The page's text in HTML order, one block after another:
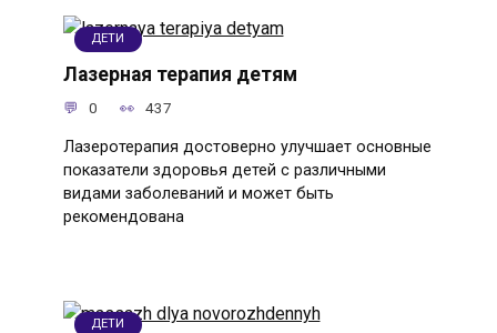
ДЕТИ
Лазерная терапия детям
0 437
Лазеротерапия достоверно улучшает основные
показатели здоровья детей с различными
видами заболеваний и может быть
рекомендована
ДЕТИ